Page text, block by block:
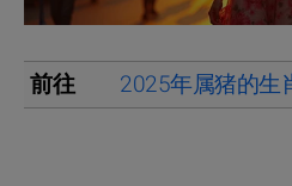
前往 2025年属猪的生